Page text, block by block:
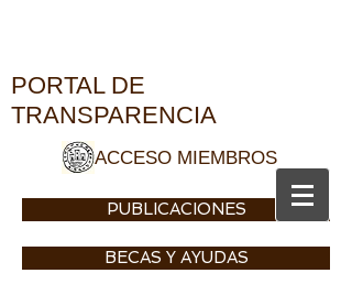
PORTAL DE
TRANSPARENCIA
ACCESO MIEMBROS
PUBLICACIONES
BECAS Y AYUDAS